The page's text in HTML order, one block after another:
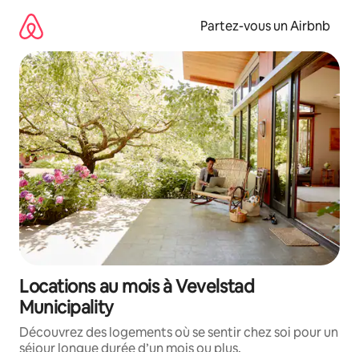
directement
contenu
Partez-vous un Airbnb
Locations au mois à Vevelstad
Municipality
Découvrez des logements où se sentir chez soi pour un
séjour longue durée d’un mois ou plus.